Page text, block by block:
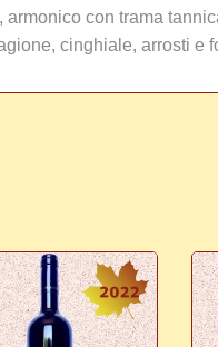
con trama
cinghiale, arrosti e